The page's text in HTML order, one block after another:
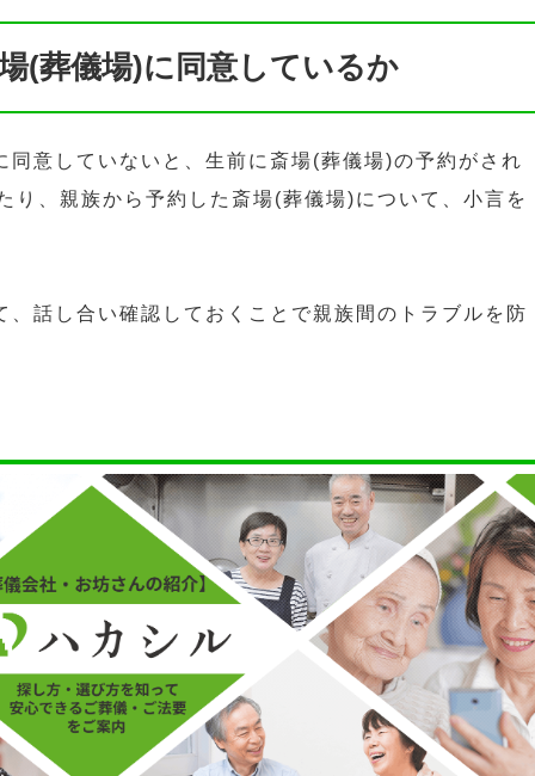
(葬儀場)に同意しているか
意していないと、生前に斎場(葬儀場)の予約がされ
り、親族から予約した斎場(葬儀場)について、小言を
話し合い確認しておくことで親族間のトラブルを防